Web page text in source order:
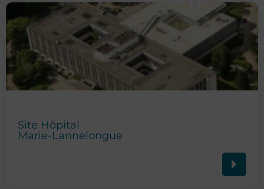
Site Hôpital
Marie-Lannelongue